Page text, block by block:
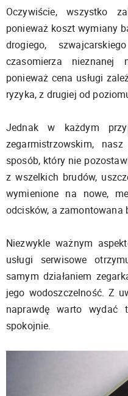
Oczywiście, wszystko
ponieważ koszt wymiany
drogiego,
czasomierza
ponieważ cena usługi
ryzyka, z drugiej od
Jednak w każdym
zegarmistrzowskim,
sposób, który nie
z wszelkich brudów,
wymienione na nowe,
odcisków, a zamontowana
Niezwykle ważnym
usługi serwisowe
samym działaniem
jego wodoszczelność. Z
naprawdę warto wydać
spokojnie.